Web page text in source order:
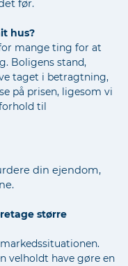
før.
hus?
mange ting for at
Boligens stand,
taget i betragtning,
på prisen, ligesom vi
til
din ejendom,
større
velholdt have gøre en